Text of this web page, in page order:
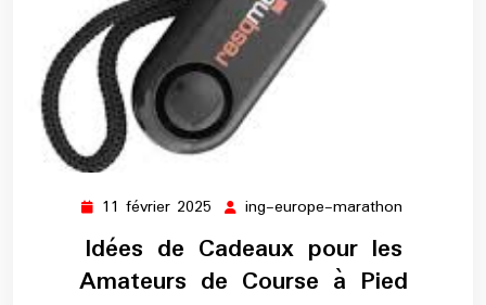
11 février 2025 11
février
2025
ing-europe-marathon
Idées de Cadeaux pour les
Amateurs de Course à Pied